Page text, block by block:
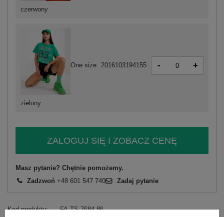
czerwony
zielony
One size 2016103194155 - +
ZALOGUJ SIĘ I ZOBACZ CENĘ
Masz pytanie? Chętnie pomożemy.
Zadzwoń +48 601 547 740 Zadaj pytanie
Kod produktu
FA-TS-7684.86